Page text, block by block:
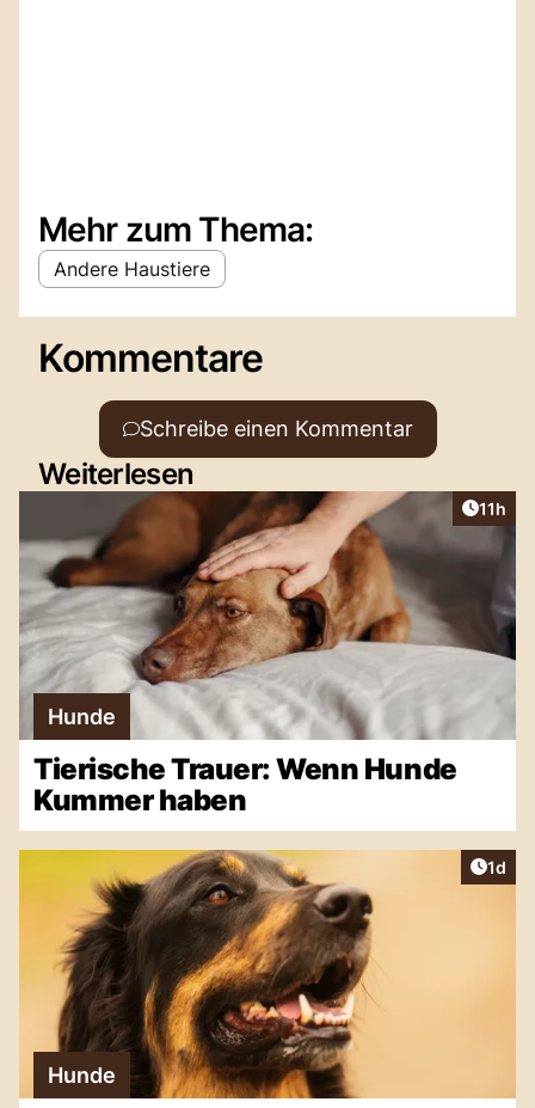
Mehr zum Thema:
Andere Haustiere
Kommentare
Schreibe einen Kommentar
Weiterlesen
11h
Hunde
Tierische Trauer: Wenn Hunde
Kummer haben
1d
Hunde